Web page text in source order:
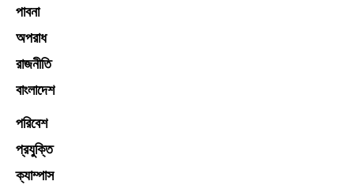
পাবনা
অপরাধ
রাজনীতি
বাংলাদেশ
পরিবেশ
প্রযুক্তি
ক্যাম্পাস